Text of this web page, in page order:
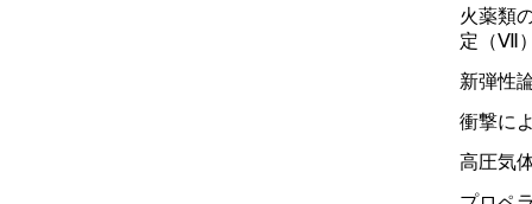
火薬類
定（Ⅶ
新弾
衝撃に
高圧気